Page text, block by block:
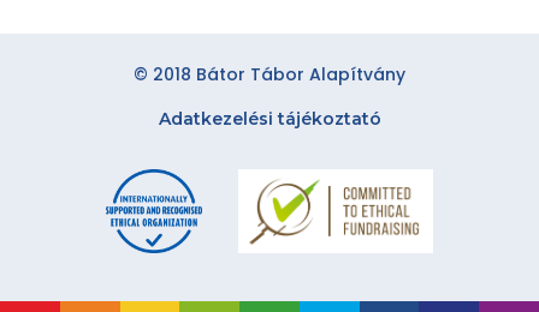
© 2018 Bátor Tábor Alapítvány
Adatkezelési tájékoztató